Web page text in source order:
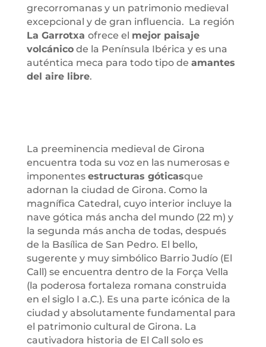
grecorromanas y un patrimonio medieval
excepcional y de gran influencia. La región
La Garrotxa ofrece el mejor paisaje
volcánicode la Península Ibérica y es una
auténtica meca para todo tipo de amantes
del aire libre.
La preeminencia medieval de Girona
encuentra toda su voz en las numerosas e
imponentes estructuras góticasque
adornan la ciudad de Girona. Como la
magnífica Catedral, cuyo interior incluye la
nave gótica más ancha del mundo (22 m) y
la segunda más ancha de todas, después
de la Basílica de San Pedro. El bello,
sugerente y muy simbólico Barrio Judío (El
Call) se encuentra dentro de la Força Vella
(la poderosa fortaleza romana construida
en el siglo I a.C.). Es una parte icónica de la
ciudad y absolutamente fundamental para
el patrimonio cultural de Girona. La
cautivadora historia de El Call solo es